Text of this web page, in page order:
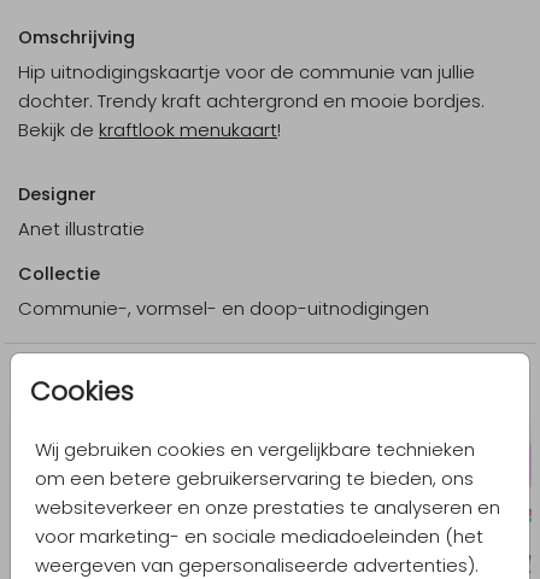
Cookies
Wij gebruiken cookies en vergelijkbare technieken
om een betere gebruikerservaring te bieden, ons
websiteverkeer en onze prestaties te analyseren en
voor marketing- en sociale mediadoeleinden (het
weergeven van gepersonaliseerde advertenties).
Omschrijving
Hip uitnodigingskaartje voor de communie van jullie
dochter. Trendy kraft achtergrond en mooie bordjes.
Bekijk de kraftlook menukaart!
Designer
Anet illustratie
Collectie
Communie-, vormsel- en doop-uitnodigingen
Meer in dezelfde stijl